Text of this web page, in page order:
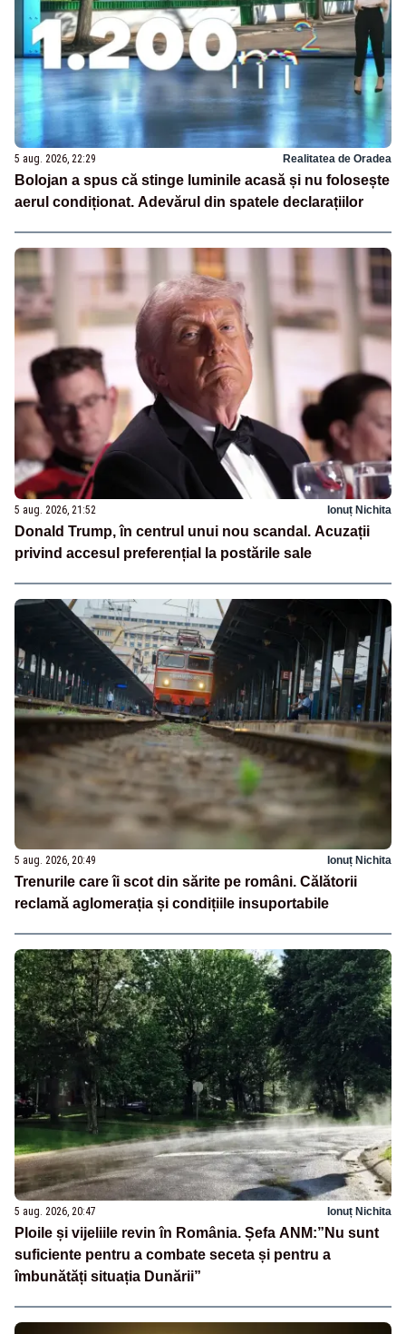
5 aug. 2026, 22:29 Realitatea de Oradea
Bolojan a spus că stinge luminile acasă și nu folosește
aerul condiționat. Adevărul din spatele declarațiilor
5 aug. 2026, 21:52 Ionuț Nichita
Donald Trump, în centrul unui nou scandal. Acuzații
privind accesul preferențial la postările sale
5 aug. 2026, 20:49 Ionuț Nichita
Trenurile care îi scot din sărite pe români. Călătorii
reclamă aglomerația și condițiile insuportabile
5 aug. 2026, 20:47 Ionuț Nichita
Ploile și vijeliile revin în România. Șefa ANM:”Nu sunt
suficiente pentru a combate seceta și pentru a
îmbunătăți situația Dunării”